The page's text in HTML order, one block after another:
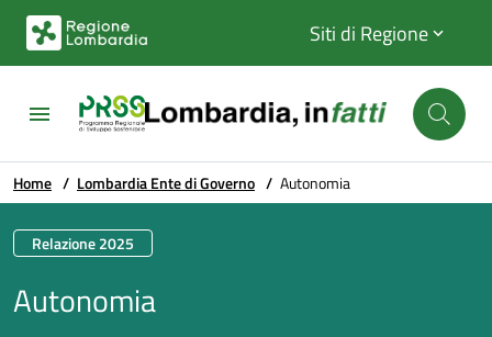
Vai al contenuto principale
Vai al footer Siti di Regione
Home / Lombardia Ente di Governo / Autonomia
Relazione 2025
Autonomia